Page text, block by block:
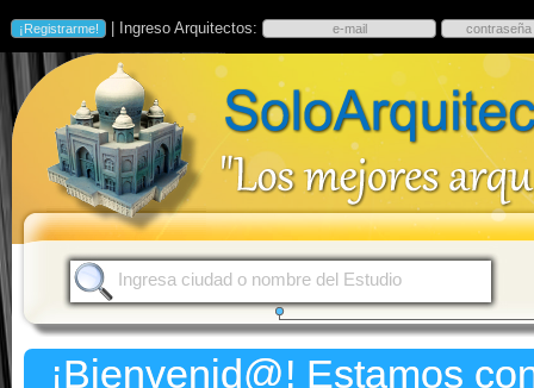
| Ingreso Arquitectos:
¡Bienvenid@! Estamos